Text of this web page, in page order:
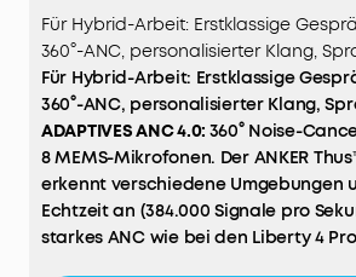
Für Hybrid-Arbeit: Erstklassige
360°-ANC, personalisierter Klang,
Für Hybrid-Arbeit: Erstklassige
360°-ANC, personalisierter Klang,
ADAPTIVESANC4.0: 360° Noise-
8 MEMS-Mikrofonen. Der ANKER
erkennt verschiedene Umgebungen
Echtzeit an (384.000 Signale pro
starkes ANC wie bei den Liberty 4